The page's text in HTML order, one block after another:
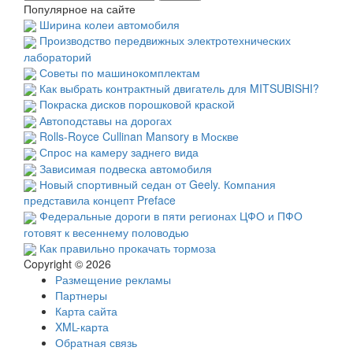
Популярное на сайте
Ширина колеи автомобиля
Производство передвижных электротехнических
лабораторий
Советы по машинокомплектам
Как выбрать контрактный двигатель для MITSUBISHI?
Покраска дисков порошковой краской
Автоподставы на дорогах
Rolls-Royce Cullinan Mansory в Москве
Спрос на камеру заднего вида
Зависимая подвеска автомобиля
Новый спортивный седан от Geely. Компания
представила концепт Preface
Федеральные дороги в пяти регионах ЦФО и ПФО
готовят к весеннему половодью
Как правильно прокачать тормоза
Copyright © 2026
Размещение рекламы
Партнеры
Карта сайта
XML-карта
Обратная связь